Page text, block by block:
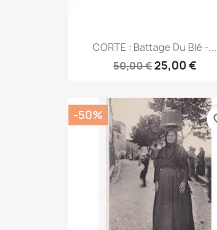
CORTE : Battage Du Blé -...
50,00 €25,00 €
-50%